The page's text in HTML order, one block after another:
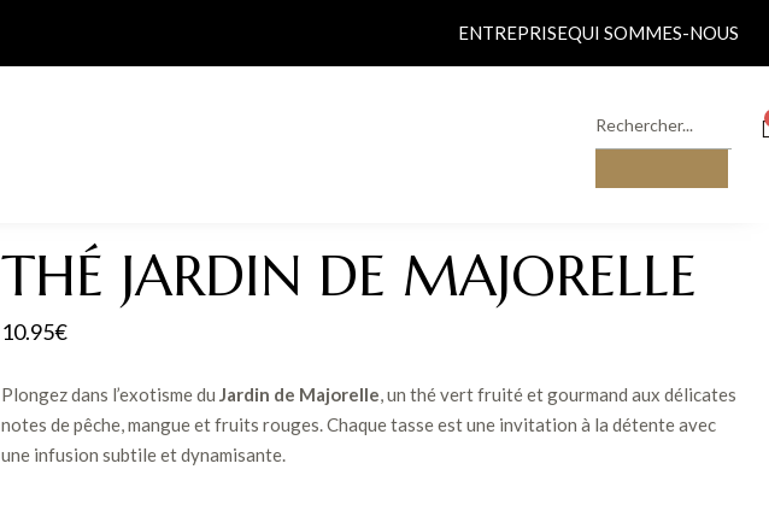
ENTREPRISEQUI SOMMES-NOUS
THÉ JARDIN DE MAJORELLE
10.95€
Plongez dans l’exotisme du Jardin de Majorelle, un thé vert fruité et gourmand aux délicates
notes de pêche, mangue et fruits rouges. Chaque tasse est une invitation à la détente avec
une infusion subtile et dynamisante.